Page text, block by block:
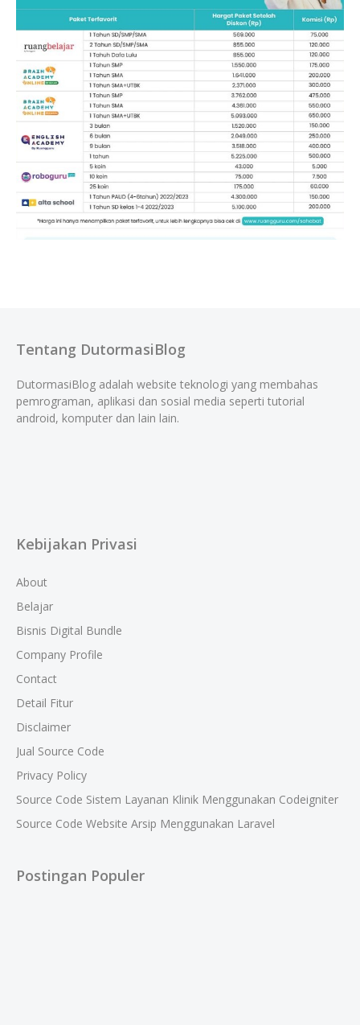
Tentang DutormasiBlog
DutormasiBlog adalah website teknologi yang membahas
pemrograman, aplikasi dan sosial media seperti tutorial
android, komputer dan lain lain.
Kebijakan Privasi
About
Belajar
Bisnis Digital Bundle
Company Profile
Contact
Detail Fitur
Disclaimer
Jual Source Code
Privacy Policy
Source Code Sistem Layanan Klinik Menggunakan Codeigniter
Source Code Website Arsip Menggunakan Laravel
Postingan Populer